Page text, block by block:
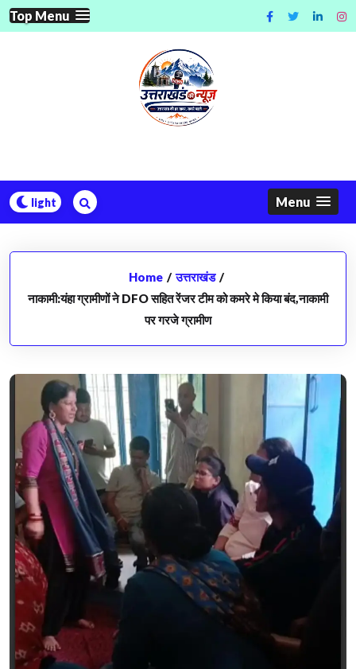
Skip
to
Top Menu
Menu
Home / उत्तराखंड /
नाकामी:यंहा ग्रामीणों ने DFO सहित रेंजर टीम को कमरे मे किया बंद,नाकामी
पर गरजे ग्रामीण